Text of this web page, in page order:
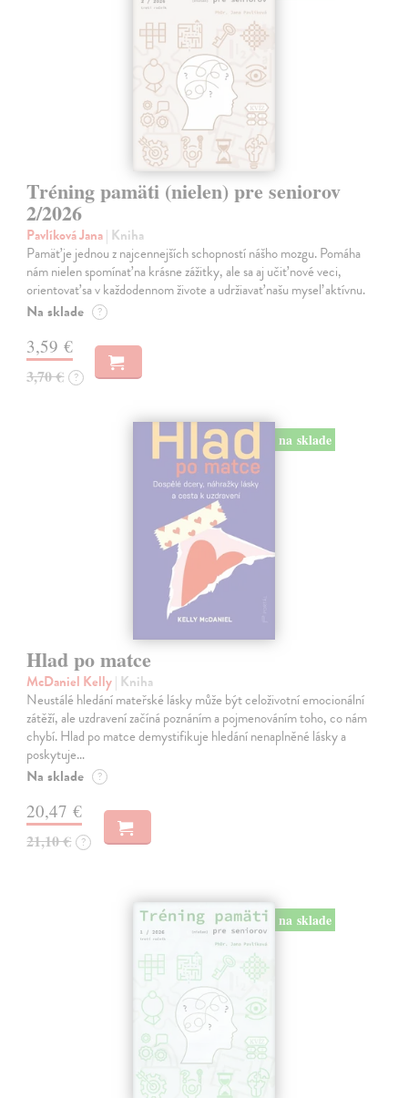
Tréning pamäti (nielen) pre seniorov
2/2026
Pavlíková Jana| Kniha
Pamäť je jednou z najcennejších schopností nášho mozgu. Pomáha
nám nielen spomínať na krásne zážitky, ale sa aj učiť nové veci,
orientovať sa v každodennom živote a udržiavať našu myseľ aktívnu.
Na sklade ?
3,59 €
3,70 € ?
na sklade
Hlad po matce
McDaniel Kelly| Kniha
Neustálé hledání mateřské lásky může být celoživotní emocionální
zátěží, ale uzdravení začíná poznáním a pojmenováním toho, co nám
chybí. Hlad po matce demystifikuje hledání nenaplněné lásky a
poskytuje…
Na sklade ?
20,47 €
21,10 € ?
na sklade